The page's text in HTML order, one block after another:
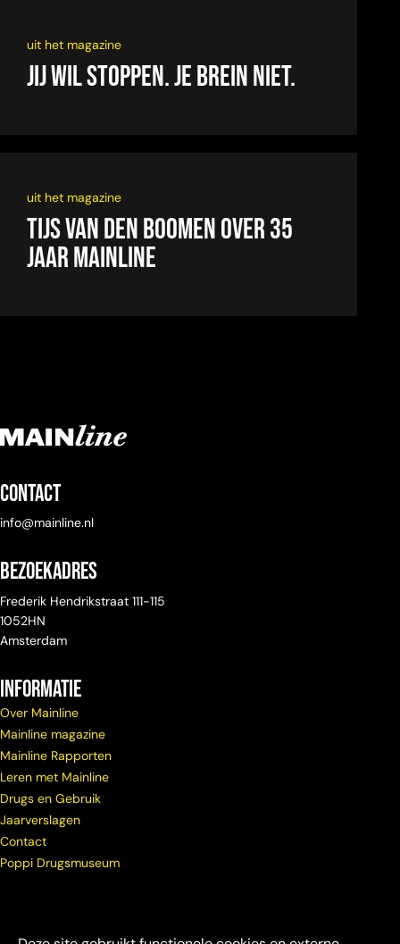
uit het magazine
Jij wil stoppen. Je brein niet.
uit het magazine
Tijs van den Boomen over 35
jaar Mainline
Contact
info@mainline.nl
Bezoekadres
Frederik Hendrikstraat 111-115
1052HN
Amsterdam
Informatie
Over Mainline
Mainline magazine
Mainline Rapporten
Leren met Mainline
Drugs en Gebruik
Jaarverslagen
Contact
Poppi Drugsmuseum